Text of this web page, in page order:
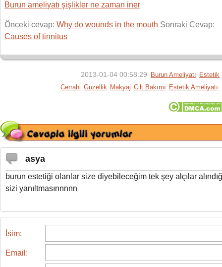
Burun ameliyatı şişlikler ne zaman iner
Önceki cevap: Why do wounds in the mouth Sonraki Cevap:
Causes of tinnitus
2013-01-04 00:58:29 Burun Ameliyatı Estetik
Cerrahi Güzellik Makyaj Cilt Bakımı Estetik Ameliyatı
asya
burun estetiği olanlar size diyebileceğim tek şey alçılar
sizi yanıltmasınnnnn
İsim:
Email: